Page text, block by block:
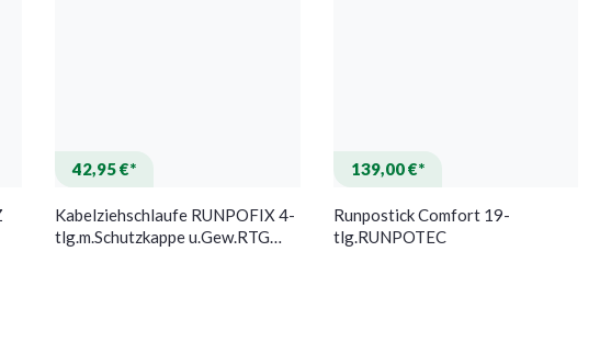
42,95 €*
Kabelziehschlaufe RUNPOFIX 4-
tlg.m.Schutzkappe u.Gew.RTG
139,00 €*
Runpostick Comfort 19-
tlg.RUNPOTEC